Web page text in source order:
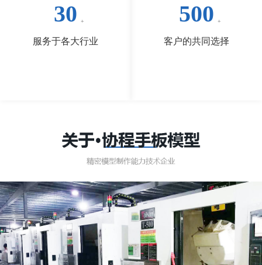
30
服务于各大行业
500
客户的共同选择